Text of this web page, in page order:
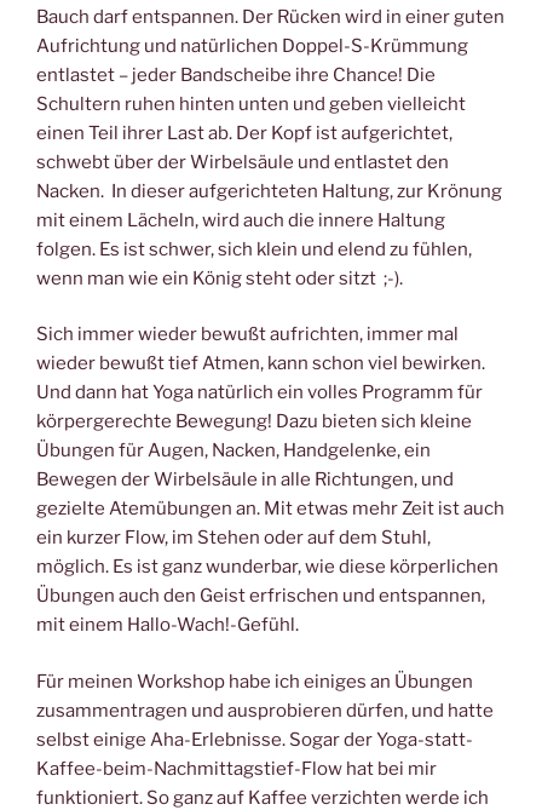
Bauch darf entspannen. Der Rücken wird in einer guten
Aufrichtung und natürlichen Doppel-S-Krümmung
entlastet – jeder Bandscheibe ihre Chance! Die
Schultern ruhen hinten unten und geben vielleicht
einen Teil ihrer Last ab. Der Kopf ist aufgerichtet,
schwebt über der Wirbelsäule und entlastet den
Nacken. In dieser aufgerichteten Haltung, zur Krönung
mit einem Lächeln, wird auch die innere Haltung
folgen. Es ist schwer, sich klein und elend zu fühlen,
wenn man wie ein König steht oder sitzt ;-).
Sich immer wieder bewußt aufrichten, immer mal
wieder bewußt tief Atmen, kann schon viel bewirken.
Und dann hat Yoga natürlich ein volles Programm für
körpergerechte Bewegung! Dazu bieten sich kleine
Übungen für Augen, Nacken, Handgelenke, ein
Bewegen der Wirbelsäule in alle Richtungen, und
gezielte Atemübungen an. Mit etwas mehr Zeit ist auch
ein kurzer Flow, im Stehen oder auf dem Stuhl,
möglich. Es ist ganz wunderbar, wie diese körperlichen
Übungen auch den Geist erfrischen und entspannen,
mit einem Hallo-Wach!-Gefühl.
Für meinen Workshop habe ich einiges an Übungen
zusammentragen und ausprobieren dürfen, und hatte
selbst einige Aha-Erlebnisse. Sogar der Yoga-statt-
Kaffee-beim-Nachmittagstief-Flow hat bei mir
funktioniert. So ganz auf Kaffee verzichten werde ich